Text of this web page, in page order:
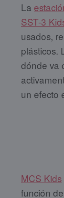
La
SST-3
usados,
plásticos.
dónde va
un efecto
MCS Kids
función